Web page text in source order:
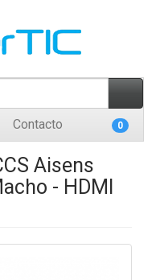
Contacto 0
Aisens
- HDMI